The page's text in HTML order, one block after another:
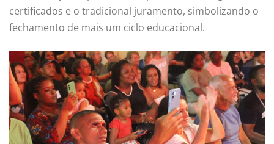
certificados e o tradicional juramento, simbolizando o
fechamento de mais um ciclo educacional.